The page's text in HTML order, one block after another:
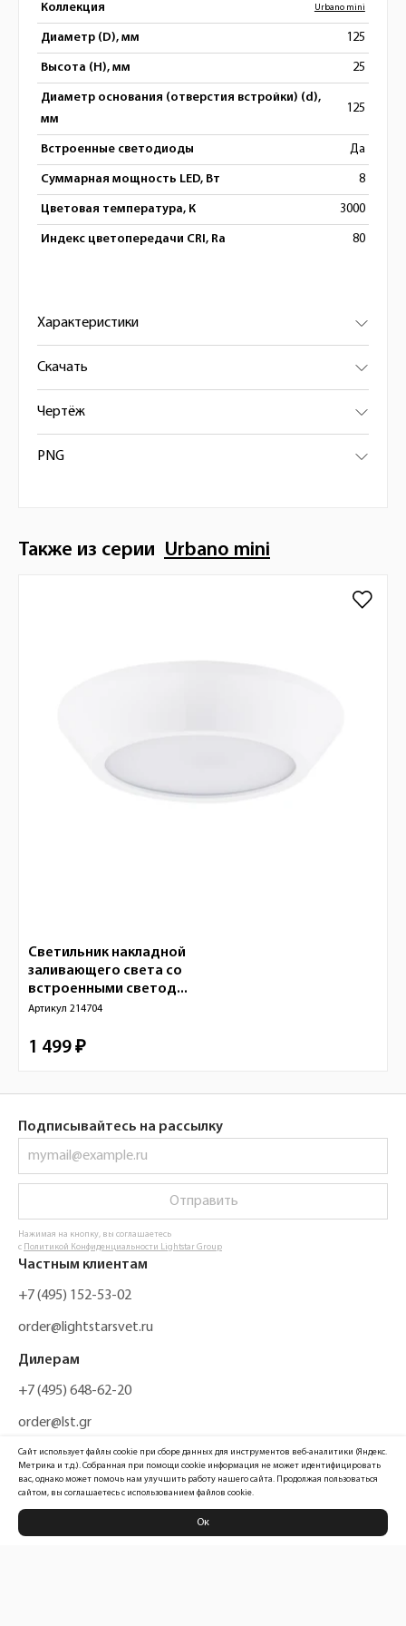
Коллекция Urbano mini
Диаметр (D), мм 125
Высота (H), мм 25
Диаметр основания (отверстия встройки) (d),
мм
125
Встроенные светодиоды Да
Суммарная мощность LED, Вт 8
Цветовая температура, К 3000
Индекс цветопередачи CRI, Ra 80
Характеристики
Скачать
Чертёж
PNG
Также из серии Urbano mini
Светильник накладной
заливающего света со
встроенными светод...
Артикул 214704
1 499 ₽
Подписывайтесь на рассылку
Отправить
Нажимая на кнопку, вы соглашаетесь
с Политикой Конфиденциальности Lightstar Group
Частным клиентам
+7 (495) 152-53-02
order@lightstarsvet.ru
Дилерам
+7 (495) 648-62-20
order@lst.gr
Политика конфиденциальности
Сайт использует файлы cookie при сборе данных для инструментов веб-аналитики (Яндекс.
Метрика и т.д.). Собранная при помощи cookie информация не может идентифицировать
вас, однако может помочь нам улучшить работу нашего сайта. Продолжая пользоваться
сайтом, вы соглашаетесь с использованием файлов cookie.
Ок